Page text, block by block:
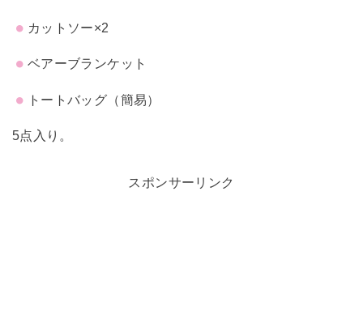
カットソー×2
ベアーブランケット
トートバッグ（簡易）
5点入り。
スポンサーリンク